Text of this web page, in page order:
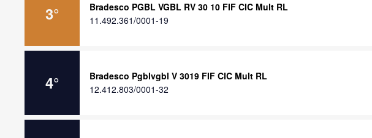
3°
Bradesco PGBL VGBL RV 30 10 FIF CIC Mult RL
11.492.361/0001-19
4°
Bradesco Pgblvgbl V 3019 FIF CIC Mult RL
12.412.803/0001-32